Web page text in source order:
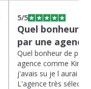
5/5
Quel bonheur
par une
Quel bonheur de
agence comme
j'avais su je l aurai
L'agence très